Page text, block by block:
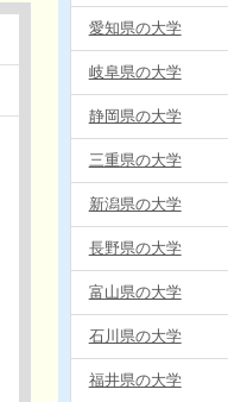
愛知県の大学
岐阜県の大学
静岡県の大学
三重県の大学
新潟県の大学
長野県の大学
富山県の大学
石川県の大学
福井県の大学